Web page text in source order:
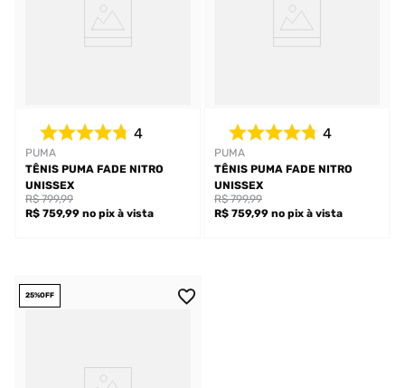
PUMA
4
TÊNIS PUMA FADE NITRO
UNISSEX
R$ 759,99 no pix à vista
R$ 799,99
PUMA
4
TÊNIS PUMA FADE NITRO
UNISSEX
R$ 759,99 no pix à vista
R$ 799,99
25%OFF